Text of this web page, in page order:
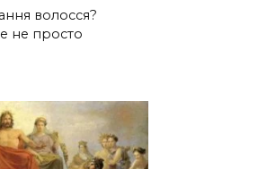
волосся?
не просто